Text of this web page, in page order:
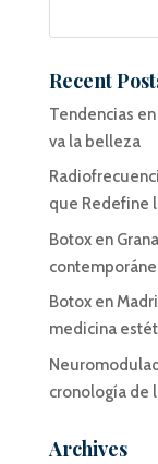
Recent
Tendencias
va la belleza
que Redefine
Botox en
Botox en
medicina
cronología de
Archives